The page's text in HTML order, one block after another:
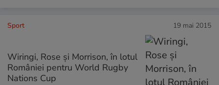
Sport 19 mai 2015
Wiringi, Rose și Morrison, în lotul
României pentru World Rugby
Nations Cup